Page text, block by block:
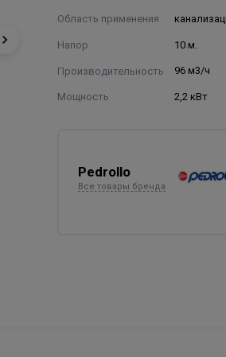
Область применения
Напор 10 м.
Производительность 96 м3/ч
Мощность 2,2 кВт
Pedrollo
Все товары бренда